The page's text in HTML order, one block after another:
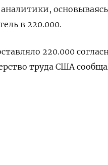
в 220.000.
220.000
труда США